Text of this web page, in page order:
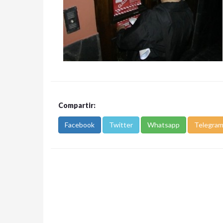
Compartir:
Facebook Twitter Whatsapp Telegram